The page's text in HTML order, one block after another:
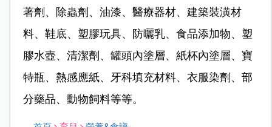
著劑、除蟲劑、油漆、醫療器材、建築裝潢材
料、鞋底、塑膠玩具、防曬乳、食品添加物、塑
膠水壺、清潔劑、罐頭內塗層、紙杯內塗層、寶
特瓶、熱感應紙、牙科填充材料、衣服染劑、部
分藥品、動物飼料等等。